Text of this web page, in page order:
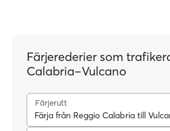
Färjerederier som
Calabria–Vulcano
Färjerutt
Färja från Reggio Calabria till